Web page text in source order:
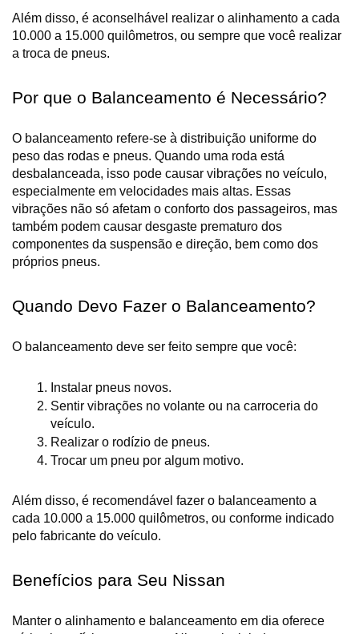
Além disso, é aconselhável realizar o alinhamento a cada
10.000 a 15.000 quilômetros, ou sempre que você realizar
a troca de pneus.
Por que o Balanceamento é Necessário?
O balanceamento refere-se à distribuição uniforme do
peso das rodas e pneus. Quando uma roda está
desbalanceada, isso pode causar vibrações no veículo,
especialmente em velocidades mais altas. Essas
vibrações não só afetam o conforto dos passageiros, mas
também podem causar desgaste prematuro dos
componentes da suspensão e direção, bem como dos
próprios pneus.
Quando Devo Fazer o Balanceamento?
O balanceamento deve ser feito sempre que você:
Instalar pneus novos.
Sentir vibrações no volante ou na carroceria do
veículo.
Realizar o rodízio de pneus.
Trocar um pneu por algum motivo.
Além disso, é recomendável fazer o balanceamento a
cada 10.000 a 15.000 quilômetros, ou conforme indicado
pelo fabricante do veículo.
Benefícios para Seu Nissan
Manter o alinhamento e balanceamento em dia oferece